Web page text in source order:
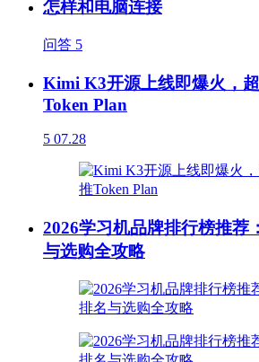
怎样和电脑连接
问答 5
Kimi K3开源上线即爆火，
Token Plan
5 07.28
2026学习机品牌排行榜推荐
与选购全攻略